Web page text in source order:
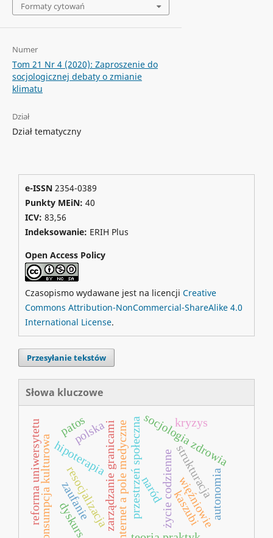
Formaty cytowań
Numer
Tom 21 Nr 4 (2020): Zaproszenie do
socjologicznej debaty o zmianie
klimatu
Dział
Dział tematyczny
e-ISSN2354-0389
Punkty MEiN: 40
ICV: 83,56
Indeksowanie: ERIH Plus
Open Access Policy
Czasopismo wydawane jest na licencji Creative
Commons Attribution-NonCommercial-ShareAlike 4.0
International License.
Przesyłanie tekstów
Słowa kluczowe
przestrzeń społecznanaród
zarządzanie granicami życie codzienne
internet a pole medyczne socjologia zdrowia
kaszubi
więźniowie
resocjalizacja
hipoterapia strukturacja
konsumpcja kulturowazaufanie
dyskurs
reforma uniwersytetu polska
patos
autonomia
kryzys